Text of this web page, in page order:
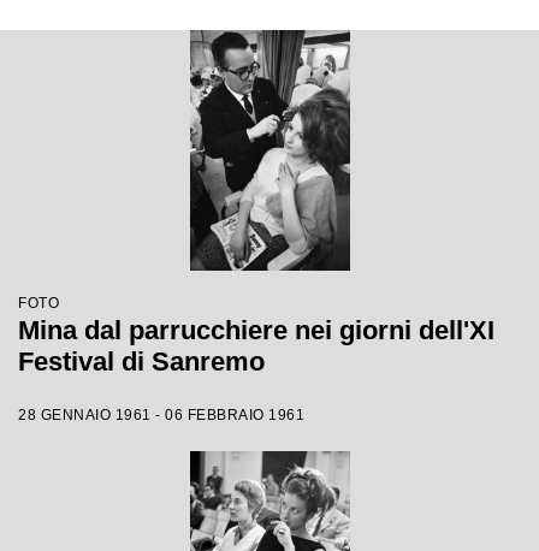
FOTO
Mina dal parrucchiere nei giorni dell'XI
Festival di Sanremo
28 GENNAIO 1961 - 06 FEBBRAIO 1961